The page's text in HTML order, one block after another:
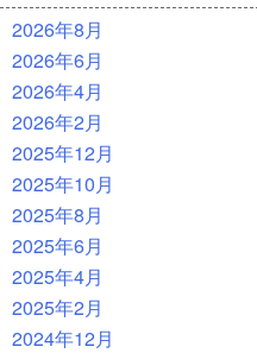
2026年8月
2026年6月
2026年4月
2026年2月
2025年12月
2025年10月
2025年8月
2025年6月
2025年4月
2025年2月
2024年12月